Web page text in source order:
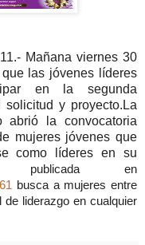
Mañana viernes 30
las jóvenes líderes
en la segunda
y proyecto.La
abrió la convocatoria
mujeres jóvenes que
como líderes en su
publicada en
busca a mujeres entre
liderazgo en cualquier